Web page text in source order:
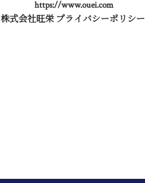
https://www.ouei.com
株式会社旺栄 プライバシーポリシー